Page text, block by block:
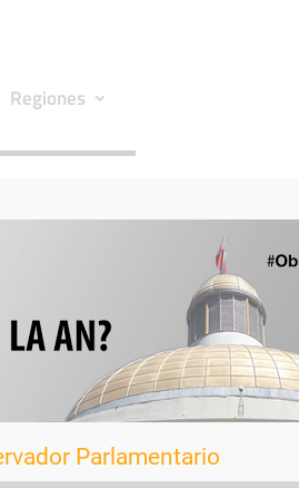
Regiones
Parlamentario